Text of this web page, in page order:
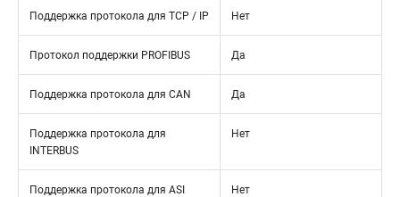
Поддержка протокола для TCP / IP Нет
Протокол поддержки PROFIBUS Да
Поддержка протокола для CAN Да
Поддержка протокола для
INTERBUS
Нет
Поддержка протокола для ASI Нет